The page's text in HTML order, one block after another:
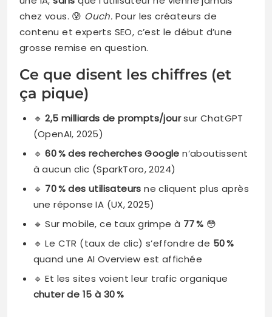
chez vous. 😰 Ouch. Pour les créateurs de
contenu et experts SEO, c’est le début d’une
grosse remise en question.
Ce que disent les chiffres (et
ça pique)
🔹2,5 milliards de prompts/joursur ChatGPT
(OpenAI, 2025)
🔹60 % des recherches Google n’aboutissent
à aucun clic (SparkToro, 2024)
🔹 70 % des utilisateurs ne cliquent plus après
une réponse IA (UX, 2025)
🔹 Sur mobile, ce taux grimpe à 77 % 😳
🔹 Le CTR (taux de clic) s’effondre de 50 %
quand une AI Overview est affichée
🔹 Et les sites voient leur trafic organique
chuter de 15 à 30 %